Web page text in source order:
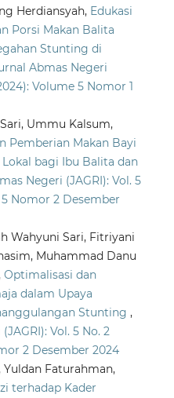
Herdiansyah, Edukasi
Porsi Makan Balita
Stunting di
Abmas Negeri
Volume 5 Nomor 1
Ummu Kalsum,
Pemberian Makan Bayi
bagi Ibu Balita dan
Negeri (JAGRI): Vol. 5
Nomor 2 Desember
Wahyuni Sari, Fitriyani
Muhammad Danu
Optimalisasi dan
dalam Upaya
Stunting ,
Vol. 5 No. 2
2 Desember 2024
Yuldan Faturahman,
terhadap Kader